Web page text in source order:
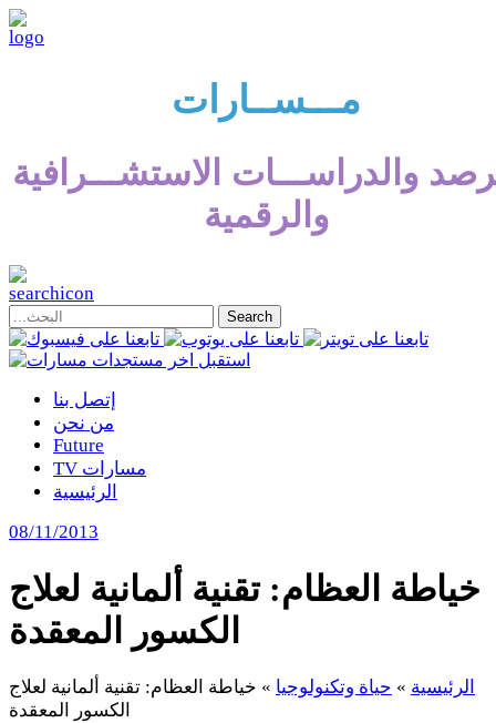
مـــســارات
والدراســـات الاستشـــرافية
والرقمية
إتصل بنا
من نحن
Future
TV مسارات
الرئيسية
08/11/2013
خياطة العظام: تقنية ألمانية لعلاج
الكسور المعقدة
الرئيسية » حياة وتكنولوجيا » خياطة العظام: تقنية ألمانية لعلاج
الكسور المعقدة